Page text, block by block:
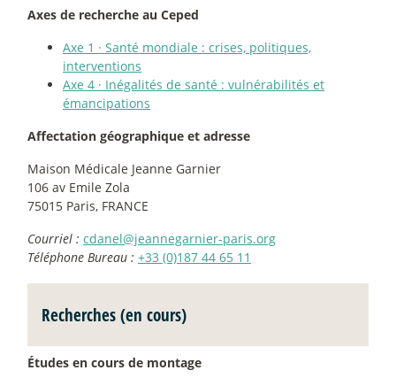
Axes de recherche au Ceped
Axe 1 · Santé mondiale : crises, politiques,
interventions
Axe 4 · Inégalités de santé : vulnérabilités et
émancipations
Affectation géographique et adresse
Maison Médicale Jeanne Garnier
106 av Emile Zola
75015 Paris, FRANCE
Courriel : cdanel@jeannegarnier-paris.org
Téléphone Bureau : +33 (0)187 44 65 11
Recherches (en cours)
Études en cours de montage